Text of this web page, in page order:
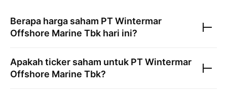
Berapa harga saham PT Wintermar
Offshore Marine Tbk hari ini?
Apakah ticker saham untuk PT Wintermar
Offshore Marine Tbk?